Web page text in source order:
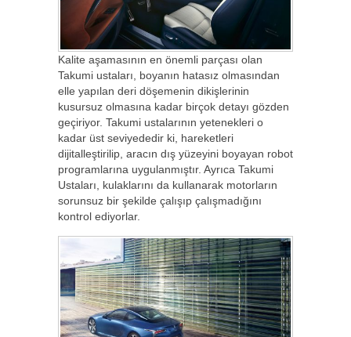
Kalite aşamasının en önemli parçası olan
Takumi ustaları, boyanın hatasız olmasından
elle yapılan deri döşemenin dikişlerinin
kusursuz olmasına kadar birçok detayı gözden
geçiriyor. Takumi ustalarının yetenekleri o
kadar üst seviyededir ki, hareketleri
dijitalleştirilip, aracın dış yüzeyini boyayan robot
programlarına uygulanmıştır. Ayrıca Takumi
Ustaları, kulaklarını da kullanarak motorların
sorunsuz bir şekilde çalışıp çalışmadığını
kontrol ediyorlar.